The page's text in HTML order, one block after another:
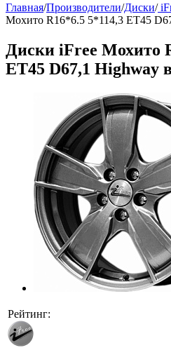
Главная/Производители/Диски/
Мохито R16*6.5 5*114,3 ЕТ45
Диски iFree Мохито
ЕТ45 D67,1 Highway
Рейтинг: